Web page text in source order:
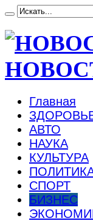
Главная
АВТО
НАУКА
КУЛЬТУРА
СПОРТ
БИЗНЕС